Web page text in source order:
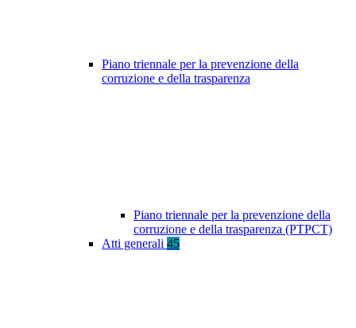
Piano triennale per la prevenzione della
corruzione e della trasparenza
Piano triennale per la prevenzione della
corruzione e della trasparenza (PTPCT)
Atti generali 45